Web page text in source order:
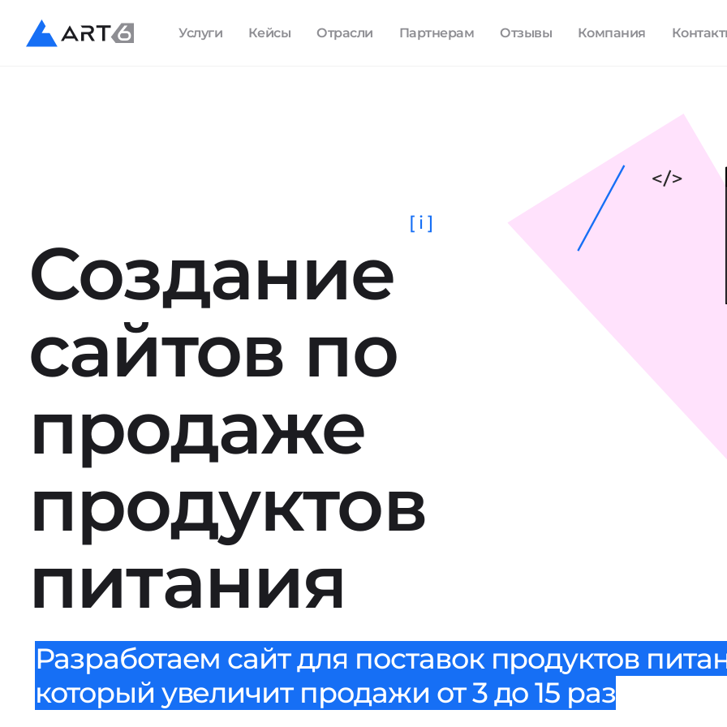
Услуги Кейсы Отрасли Партнерам Отзывы Компания
Создание
сайтов по
продаже
продуктов
питания
[ i ]
Разработаем сайт для поставок продуктов
который увеличит продажи от 3 до 15 раз